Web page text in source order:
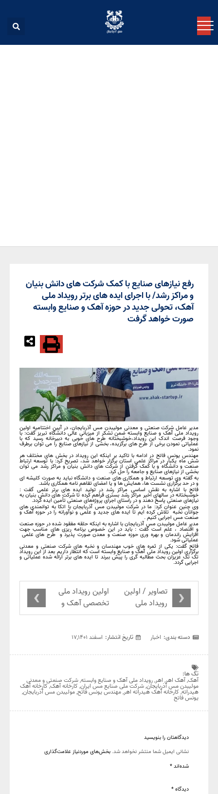
رفع نیازهای صنایع با کمک شرکت های دانش بنیان
و مراکز رشد/ با اجرای ایده های برتر رویداد ملی
آهک، تحولی جدید در حوزه آهک و صنایع وابسته
صورت خواهد گرفت
مدیر عامل شرکت صنعتی و معدنی مولیبدن مس آذربایجان، در آیین اختتامیه اولین
رویداد ملی آهک و صنایع وابسته ضمن تشکر از میزبانی عالی دانشگاه تبریز گفت: با
وجود فرصت اندک این رویداد،خوشبختانه طرح های خوبی به دبیرخانه رسید که با
عملیاتی نمودن برخی از طرح های برگزیده، بخشی از نیازهای صنایع را می توان برطرف
نمود.
مهندس یونس فاتح در ادامه با تاکید بر اینکه این رویداد در بخش های مختلف هر
شش ماه یکبار در مراکز علمی استان برگزار خواهد شد، تصریح کرد: با توسعه ارتباط
صنعت و دانشگاه و با کمک گرفتن از شرکت های دانش بنیان و مراکز رشد می توان
بخشی از نیازهای صنایع و جامعه را حل کرد.
به گفته وی توسعه ارتباط و همکاری های صنعت و دانشگاه نباید به صورت کلیشه ای
و در حد برگزاری نشست ها، همایش ها و یا امضای تفاهم نامه همکاری باشد.
فاتح با اشاره به نقش اساسی مراکز رشد در تولید ایده های برتر علمی گفت :
خوشبختانه در سالهای اخیر مراکز رشد بستری فراهم کرده تا شرکت های دانش بنیان به
نیازهای صنعتی پاسخ دهند و در راستای اجرای پروژه‌های صنعتی تأمین ایده گردد.
وی چنین عنوان کرد: ما در شرکت مولیبدن مس آذربایجان با اتکا به توانمندی های
جوانان نخبه تلاش کرده ایم تا ایده های جدید و علمی و نوآورانه را در حوزه آهک و
صنعت مس اجرایی کنیم .
مدیر عامل مولیبدن مس آذربایجان با اشاره به اینکه حلقه مفقود شده در حوزه صنعت
و اقتصاد ، علم است گفت : باید در این خصوص برنامه ریزی های مناسب جهت
افزایش راندمان و بهره وری حوزه صنعت و معدن صورت پذیرد و طرح های علمی
عملیاتی شود.
️فاتح گفت: یکی از ثمره های خوب مهندسان و نخبه های شرکت صنعتی و معدنی
برگزاری اولین رویداد ملی آهک و صنایع وابسته است که انتظار داریم بعد از این رویداد
تک تک عزیزان بحث مطالبه گری را پیش ببرند تا ایده های برتر ارائه شده عملیاتی و
اجرایی گردد.
تصاویر / اولین
رویداد ملی
تخصصی آهک و
‹
اولین رویداد ملی
تخصصی آهک و
صنایع وابسته به
حمایت شرکت
›
دسته بندی: اخبار تاریخ انتشار: اسفند ۱۷,۱۴۰۱
تگ ها:
آهک,آهک اهر, اهر,رویداد ملی آهک و صنایع وابسته,شرکت صنعتی و معدنی
مولیبدن مس آذربایجان,شرکت ملی صنایع مس ایران, کارخانه آهک,کارخانه آهک
هیدراته, کارخانه آهک هیدراته اهر,مهندس یونس فاتح,مولیبدن مس آذربایجان,
یونس فاتح
دیدگاهتان را بنویسید
نشانی ایمیل شما منتشر نخواهد شد. بخش‌های موردنیاز علامت‌گذاری
شده‌اند*
دیدگاه*